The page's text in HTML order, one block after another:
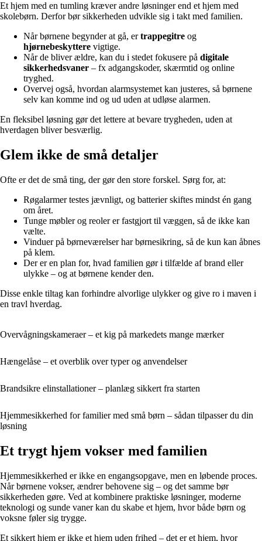
Et hjem med en tumling kræver andre løsninger end et hjem med
skolebørn. Derfor bør sikkerheden udvikle sig i takt med familien.
Når børnene begynder at gå, ertrappegitre og
hjørnebeskyttere vigtige.
Når de bliver ældre, kan du i stedet fokusere på digitale
sikkerhedsvaner – fx adgangskoder, skærmtid og online
tryghed.
Overvej også, hvordan alarmsystemet kan justeres, så børnene
selv kan komme ind og ud uden at udløse alarmen.
En fleksibel løsning gør det lettere at bevare trygheden, uden at
hverdagen bliver besværlig.
Glem ikke de små detaljer
Ofte er det de små ting, der gør den store forskel. Sørg for, at:
Røgalarmer testes jævnligt, og batterier skiftes mindst én gang
om året.
Tunge møbler og reoler er fastgjort til væggen, så de ikke kan
vælte.
Vinduer på børneværelser har børnesikring, så de kun kan åbnes
på klem.
Der er en plan for, hvad familien gør i tilfælde af brand eller
ulykke – og at børnene kender den.
Disse enkle tiltag kan forhindre alvorlige ulykker og give ro i maven i
en travl hverdag.
Overvågningskameraer – et kig på markedets mange mærker
Hængelåse – et overblik over typer og anvendelser
Brandsikre elinstallationer – planlæg sikkert fra starten
Hjemmesikkerhed for familier med små børn – sådan tilpasser du din
løsning
Et trygt hjem vokser med familien
Hjemmesikkerhed er ikke en engangsopgave, men en løbende proces.
Når børnene vokser, ændrer behovene sig – og det samme bør
sikkerheden gøre. Ved at kombinere praktiske løsninger, moderne
teknologi og sunde vaner kan du skabe et hjem, hvor både børn og
voksne føler sig trygge.
Et sikkert hjem er ikke et hjem uden frihed – det er et hjem, hvor